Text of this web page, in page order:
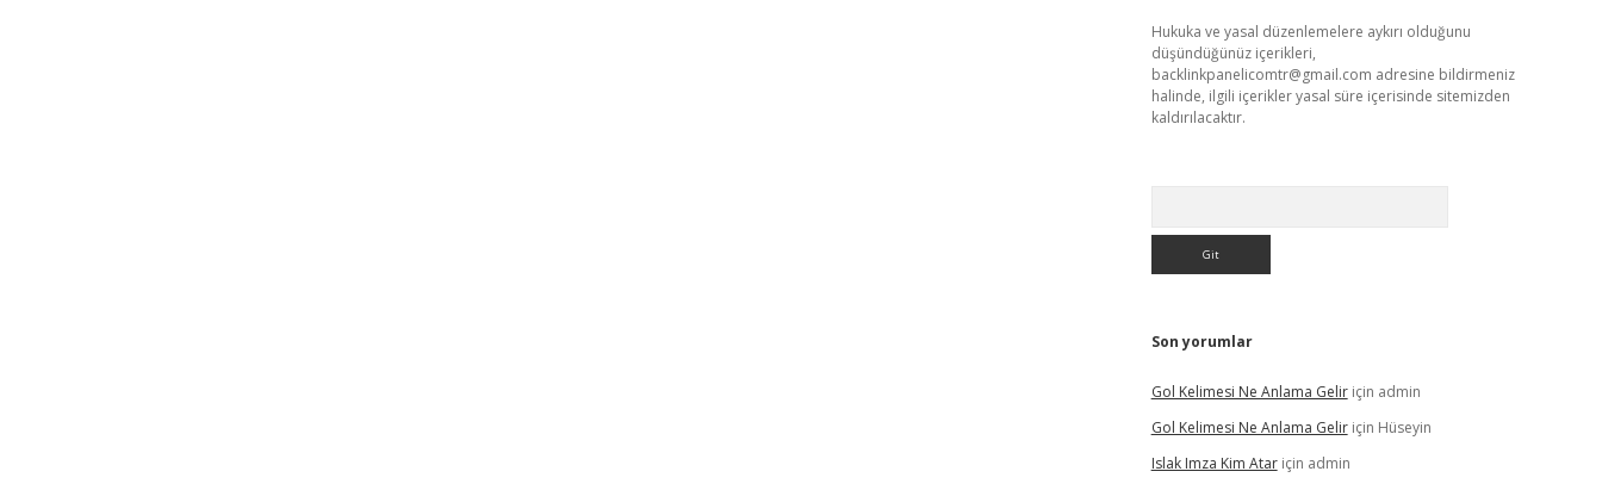
Hukuka ve yasal düzenlemelere aykırı olduğunu
düşündüğünüz içerikleri,
backlinkpanelicomtr@gmail.com adresine bildirmeniz
halinde, ilgili içerikler yasal süre içerisinde sitemizden
kaldırılacaktır.
Son yorumlar
Gol Kelimesi Ne Anlama Geliriçin admin
Gol Kelimesi Ne Anlama Geliriçin Hüseyin
Islak Imza Kim Atariçin admin